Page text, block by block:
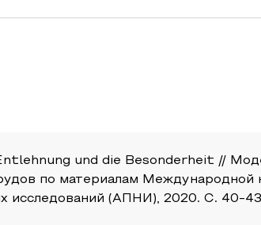
und die Besonderheit //
по материалам Международной
исследований (АПНИ), 2020. С. 40-